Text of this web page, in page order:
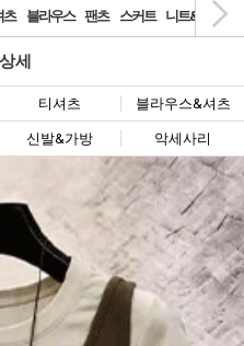
츠 블라우스 팬츠 스커트 니트&가디건
세
티셔츠 블라우스&셔츠
신발&가방 악세사리